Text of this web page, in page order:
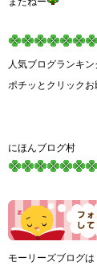
人気ブログランキ
ポチッとクリックお
にほんブログ村
モーリーズブログは